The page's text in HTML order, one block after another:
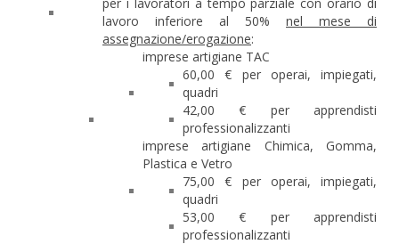
lavoro inferiore al 50% nel mese di
assegnazione/erogazione:
imprese artigiane TAC
60,00 € per operai, impiegati,
quadri
42,00 € per apprendisti
professionalizzanti
imprese artigiane Chimica, Gomma,
Plastica e Vetro
75,00 € per operai, impiegati,
quadri
53,00 € per apprendisti
professionalizzanti